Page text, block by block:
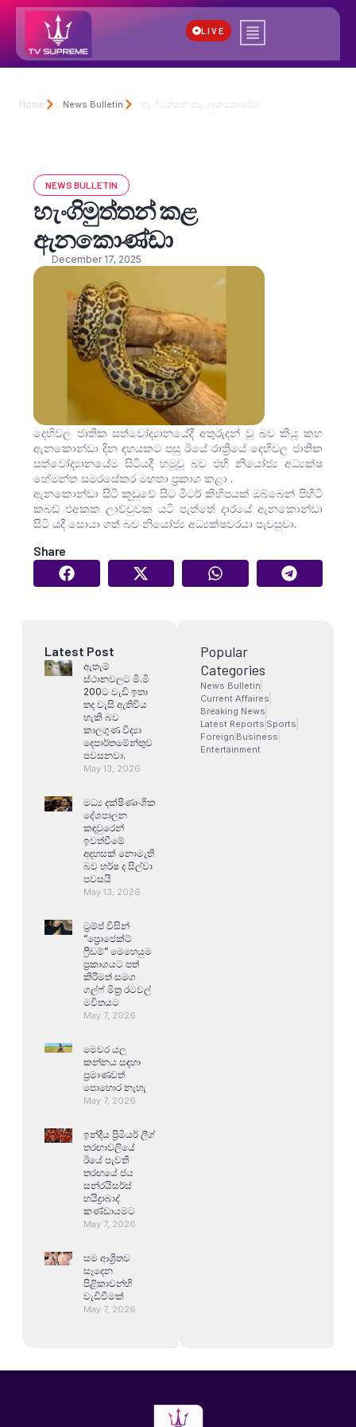
LIVE
Home News Bulletin හැංගිමුත්තන් කළ ඇනකොණ්ඩා
NEWS BULLETIN
හැංගිමුත්තන් කළ
ඇනකොණ්ඩා
December 17, 2025
දෙහිවල ජාතික සත්වෝද්‍යානයේදී අතුරුදන් වූ බව කියූ කහ
ඇනකොන්ඩා දින දහයකට පසු ඊයේ රාත්‍රියේ දෙහිවල ජාතික
සත්වෝද්‍යානයේම සිටියදී හමුවූ බව එහි නියෝජ්‍ය අධ්‍යක්ෂ
හේමන්ත සමරසේකර මහතා ප්‍රකාශ කළා .
ඇනකොන්ඩා සිටි කූඩුවේ සිට මීටර් කිහිපයක් ඔබ්බෙන් පිහිටි
කබඩ් එඅකක ලාච්චුවක යටි පැත්තේ දාරයේ ඇනකොන්ඩා
සිටි යදී සොයා ගත් බව නියෝජ්‍ය අධ්‍යක්ෂවරයා පැවසුවා.
Share
Latest Post
ඇතැම්
ස්ථානවලට මි.මි
200ට වැඩි ඉතා
තද වැසි ඇතිවිය
හැකි බව
කාලගුණ විද්‍යා
දෙපාර්තමේන්තුව
පවසනවා.
May 13, 2026
මධ්‍ය දක්ෂිණාංශික
දේශපාලන
කඳවුරෙන්
ඉවත්වීමේ
අදහසක් නොමැති
බව හර්ෂ ද සිල්වා
පවසයි
May 13, 2026
ට්‍රම්ප් විසින්
“ප්‍රොජෙක්ට්
ෆ්‍රීඩම්” මෙහෙයුම
ප්‍රකාශයට පත්
කිරීමත් සමග
ගල්ෆ් මිත්‍ර රටවල්
මවිතයට
May 7, 2026
මෙවර යල
කන්නය සඳහා
ප්‍රමාණවත්
පොහොර නැහැ
May 7, 2026
ඉන්දීය ප්‍රිමියර් ලීග්
තරඟාවලියේ
ඊයේ පැවති
තරඟයේ ජය
සන්රයිසර්ස්
හයිද්‍රාබාද්
කණ්ඩායමට
May 7, 2026
සම ආශ්‍රිතව
සෑදෙන
පිළිකාවන්හි
වැඩිවීමක්
May 7, 2026
Popular
Categories
News Bulletin
Current Affaires
Breaking News
Latest Reports Sports
Foreign Business
Entertainment